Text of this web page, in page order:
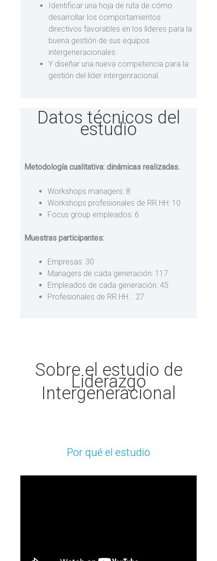
Identificar una hoja de ruta de cómo
desarrollar los comportamientos
directivos favorables en los líderes para la
buena gestión de sus equipos
intergeneracionales.
Y diseñar una nueva competencia para la
gestión del líder intergenracional.
Datos técnicos del
estudio
Metodología cualitativa: dinámicas realizadas.
Workshops managers: 8
Workshops profesionales de RR.HH: 10
Focus group empleados: 6
Muestras participantes:
Empresas: 30
Managers de cada generación: 117
Empleados de cada generación: 45
Profesionales de RR.HH. : 27
Sobre el estudio de
Liderazgo
Intergeneracional
Por qué el estudio